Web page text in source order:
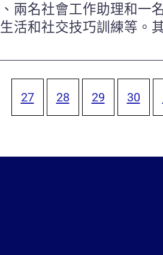
兩名社會工作助理和一
活和社交技巧訓練等。
27
28 29 30